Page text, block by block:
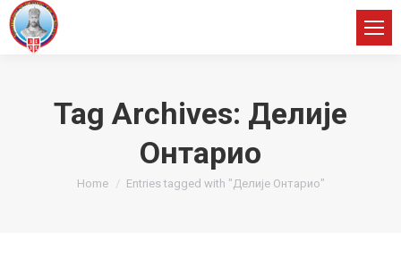
Tag Archives: Делије
Онтарио
You are here:
Home Entries tagged with "Делије Онтарио"